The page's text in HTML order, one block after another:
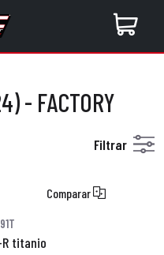
- FACTORY
Filtrar
Comparar
R titanio